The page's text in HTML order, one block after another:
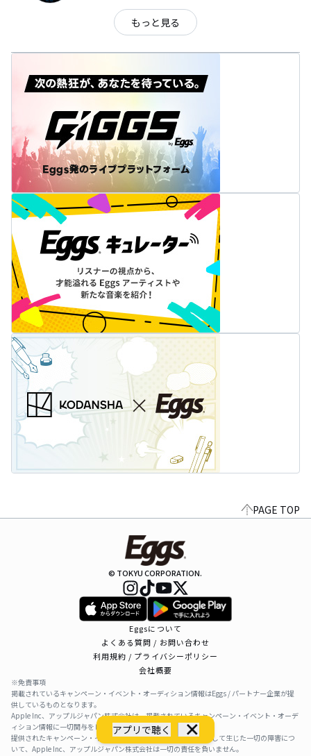
アプリで聴く
もっと見る
PAGE TOP
© TOKYU CORPORATION.
Eggsについて
よくある質問 / お問い合わせ
利用規約 / プライバシーポリシー
会社概要
※免責事項
掲載されているキャンペーン・イベント・オーディション情報はEggs / パートナー企業が提
供しているものとなります。
Apple Inc、アップルジャパン株式会社は、掲載されているキャンペーン・イベント・オーデ
ィション情報に一切関与をしておりません。
提供されたキャンペーン・イベント・オーディション情報を利用して生じた一切の障害につ
いて、Apple Inc、アップルジャパン株式会社は一切の責任を負いません。